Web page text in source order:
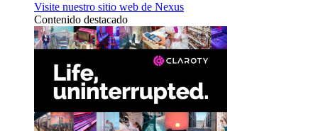
Visite nuestro sitio web de Nexus
Contenido destacado